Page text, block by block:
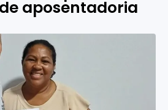
aposentadoria